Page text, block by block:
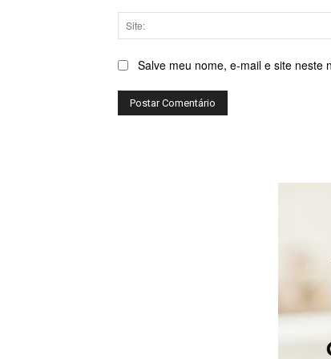
Salve meu nome, e-mail e site neste